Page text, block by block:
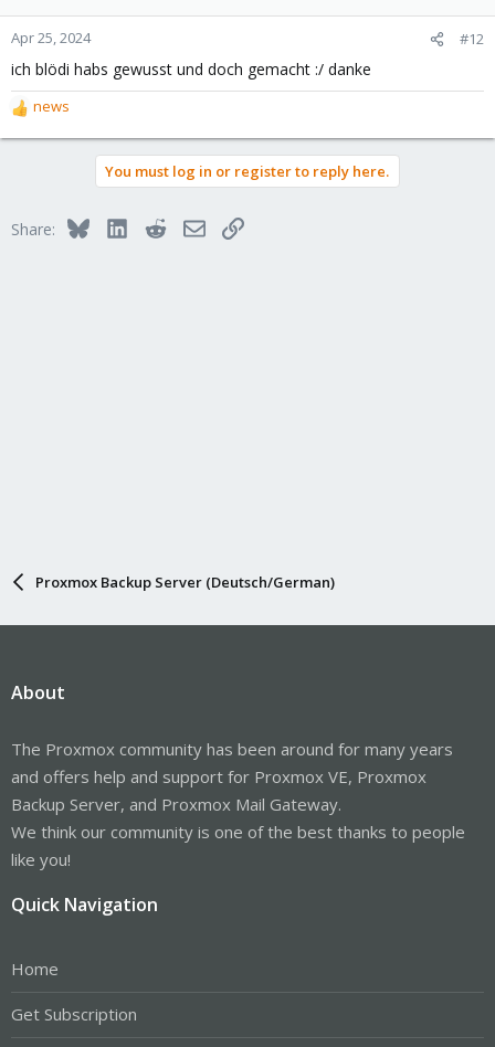
o
n
:
Apr 25, 2024 #12
ich blödi habs gewusst und doch gemacht :/ danke
R
e
o
news
You must log in or register to reply here.
Share: BlueskyLinkedInRedditEmailLink
Proxmox Backup Server (Deutsch/German)
About
The Proxmox community has been around for many years
and offers help and support for Proxmox VE, Proxmox
Backup Server, and Proxmox Mail Gateway.
We think our community is one of the best thanks to people
like you!
Quick Navigation
Home
Get Subscription